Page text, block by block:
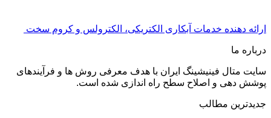
ارائه دهنده خدمات آبکاری الکتریکی، الکترولس و کروم سخت
درباره ما
سایت متال فینیشینگ ایران با هدف معرفی روش ها و فرآیندهای
پوشش دهی و اصلاح سطح راه اندازی شده است.
جدیدترین مطالب